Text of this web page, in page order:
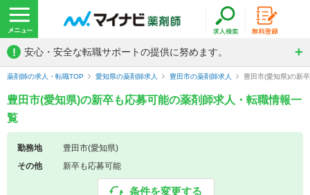
! 安心・安全な転職サポートの提供に努めます。
薬剤師の求人・転職TOP 愛知県の薬剤師求人 豊田市の薬剤師求人 豊田市(愛知県)の新
豊田市(愛知県)の新卒も応募可能の薬剤師求人・転職情報一
覧
勤務地
豊田市(愛知県)
その他
新卒も応募可能
条件を変更する